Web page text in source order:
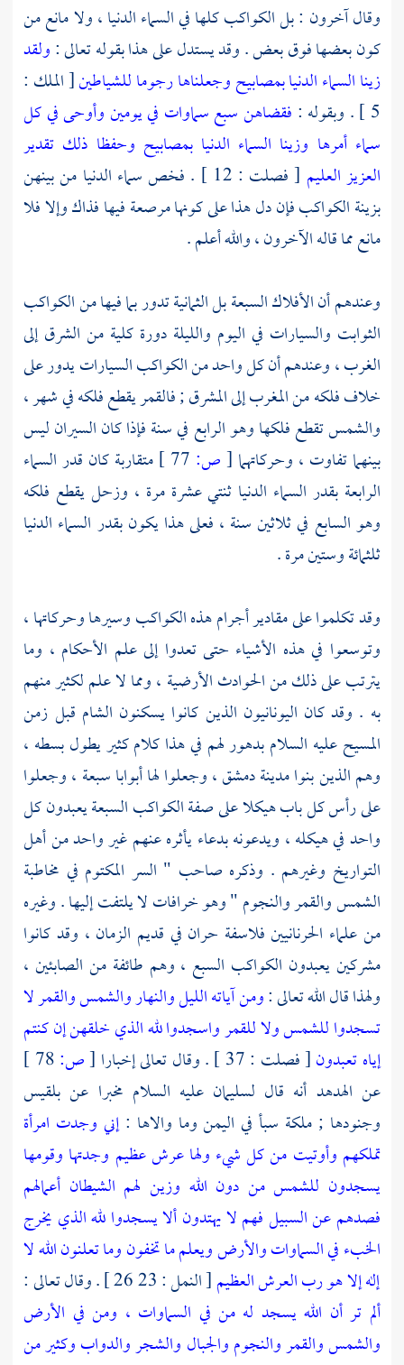
وقال آخرون : بل الكواكب كلها في السماء الدنيا ، ولا مانع من
كون بعضها فوق بعض . وقد يستدل على هذا بقوله تعالى :ولقد
زينا السماء الدنيا بمصابيح وجعلناها رجوما للشياطين[ الملك :
5 ] . وبقوله :
فقضاهن سبع سماوات في يومين وأوحى في كل
سماء أمرها وزينا السماء الدنيا بمصابيح وحفظا ذلك تقدير
العزيز العليم
[ فصلت : 12 ] . فخص سماء الدنيا من بينهن
بزينة الكواكب فإن دل هذا على كونها مرصعة فيها فذاك وإلا فلا
مانع مما قاله الآخرون ، والله أعلم .
وعندهم أن الأفلاك السبعة بل الثمانية تدور بما فيها من الكواكب
الثوابت والسيارات في اليوم والليلة دورة كلية من الشرق إلى
الغرب ، وعندهم أن كل واحد من الكواكب السيارات يدور على
خلاف فلكه من المغرب إلى المشرق ; فالقمر يقطع فلكه في شهر ،
والشمس تقطع فلكها وهو الرابع في سنة فإذا كان السيران ليس
بينهما تفاوت ، وحركاتهما [ص:
متقاربة كان قدر السماء
الرابعة بقدر السماء الدنيا ثنتي عشرة مرة ، وزحل يقطع فلكه
وهو السابع في ثلاثين سنة ، فعلى هذا يكون بقدر السماء الدنيا
ثلثمائة وستين مرة .
وقد تكلموا على مقادير أجرام هذه الكواكب وسيرها وحركاتها ،
وتوسعوا في هذه الأشياء حتى تعدوا إلى علم الأحكام ، وما
يترتب على ذلك من الحوادث الأرضية ، ومما لا علم لكثير منهم
به . وقد كان اليونانيون الذين كانوا يسكنون الشام قبل زمن
المسيحعليه السلام بدهور لهم في هذا كلام كثير يطول بسطه ،
وهم الذين بنوا مدينةدمشق، وجعلوا لها أبوابا سبعة ، وجعلوا
على رأس كل باب هيكلا على صفة الكواكب السبعة يعبدون كل
واحد في هيكله ، ويدعونه بدعاء يأثره عنهم غير واحد من أهل
التواريخ وغيرهم . وذكره صاحب " السر المكتوم في مخاطبة
الشمس والقمر والنجوم " وهو خرافات لا يلتفت إليها . وغيره
من علماء الحرنانيينفلاسفة حران في قديم الزمان ، وقد كانوا
مشركين يعبدون الكواكب السبع ، وهم طائفة من الصابئين ،
ولهذا قال الله تعالى :ومن آياته الليل والنهار والشمس والقمر لا
تسجدوا للشمس ولا للقمر واسجدوا لله الذي خلقهن إن كنتم
إياه تعبدون[ فصلت : 37 ] . وقال تعالى إخبارا [ص:
عن الهدهد أنه قال لسليمانعليه السلام مخبرا عن بلقيس
وجنودها ; ملكة سبأ في اليمنوما والاها :إني وجدت امرأة
تملكهم وأوتيت من كل شيء ولها عرش عظيم وجدتها وقومها
يسجدون للشمس من دون الله وزين لهم الشيطان أعمالهم
فصدهم عن السبيل فهم لا يهتدون ألا يسجدوا لله الذي يخرج
الخبء في السماوات والأرض ويعلم ما تخفون وما تعلنون الله لا
إله إلا هو رب العرش العظيم[ النمل : 23 26 ] . وقال تعالى :
ألم تر أن الله يسجد له من في السماوات ، ومن في الأرض
والشمس والقمر والنجوم والجبال والشجر والدواب وكثير من